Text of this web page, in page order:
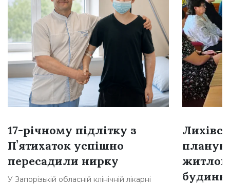
17-річному підлітку з
Пʼятихаток успішно
пересадили нирку
У Запорізькій обласній клінічній лікарні